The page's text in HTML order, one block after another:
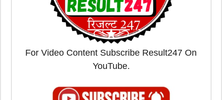
For Video Content Subscribe Result247 On
YouTube.